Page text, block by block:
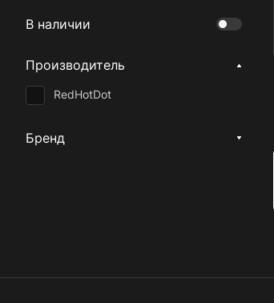
В наличии
Производитель
RedHotDot
Бренд